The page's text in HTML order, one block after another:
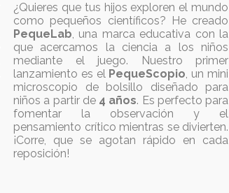
¿Quieres que tus hijos exploren el mundo
como pequeños científicos? He creado
PequeLab, una marca educativa con la
que acercamos la ciencia a los niños
mediante el juego. Nuestro primer
lanzamiento es el PequeScopio, un mini
microscopio de bolsillo diseñado para
niños a partir de 4 años. Es perfecto para
fomentar la observación y el
pensamiento crítico mientras se divierten.
¡Corre, que se agotan rápido en cada
reposición!